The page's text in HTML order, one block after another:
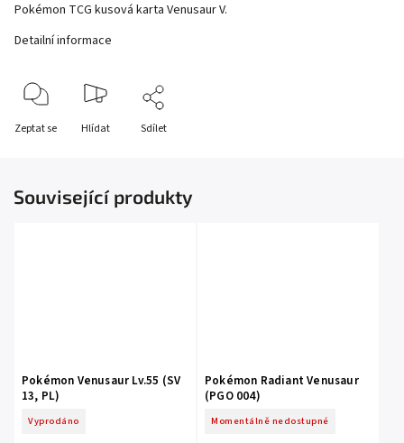
Pokémon TCG kusová karta Venusaur V.
Detailní informace
Zeptat se Hlídat Sdílet
Související produkty
Pokémon Venusaur Lv.55 (SV
13, PL)
Vyprodáno
Pokémon Radiant Venusaur
(PGO 004)
Momentálně nedostupné